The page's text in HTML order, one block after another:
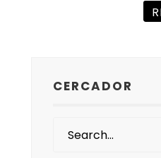
CERCADOR